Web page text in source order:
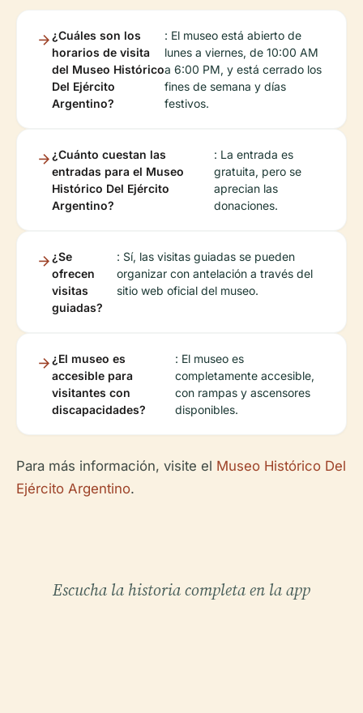
¿Cuáles son los
horarios de visita
del Museo Histórico
Del Ejército
Argentino?
: El museo está abierto de
lunes a viernes, de 10:00 AM
a 6:00 PM, y está cerrado los
fines de semana y días
festivos.
¿Cuánto cuestan las
entradas para el Museo
Histórico Del Ejército
Argentino?
: La entrada es
gratuita, pero se
aprecian las
donaciones.
¿Se
ofrecen
visitas
guiadas?
: Sí, las visitas guiadas se pueden
organizar con antelación a través del
sitio web oficial del museo.
¿El museo es
accesible para
visitantes con
discapacidades?
: El museo es
completamente accesible,
con rampas y ascensores
disponibles.
Para más información, visite el Museo Histórico Del
Ejército Argentino.
Escucha la historia completa en la app